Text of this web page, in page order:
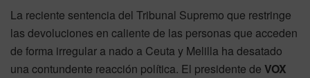
La reciente sentencia del Tribunal Supremo que restringe
las devoluciones en caliente de las personas que acceden
de forma irregular a nado a Ceuta y Melilla ha desatado
una contundente reacción política. El presidente de VOX